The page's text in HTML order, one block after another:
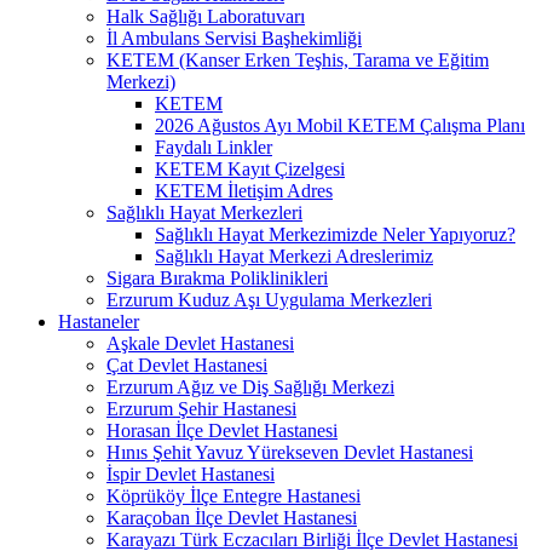
Halk Sağlığı Laboratuvarı
İl Ambulans Servisi Başhekimliği
KETEM (Kanser Erken Teşhis, Tarama ve Eğitim
Merkezi)
KETEM
2026 Ağustos Ayı Mobil KETEM Çalışma Planı
Faydalı Linkler
KETEM Kayıt Çizelgesi
KETEM İletişim Adres
Sağlıklı Hayat Merkezleri
Sağlıklı Hayat Merkezimizde Neler Yapıyoruz?
Sağlıklı Hayat Merkezi Adreslerimiz
Sigara Bırakma Poliklinikleri
Erzurum Kuduz Aşı Uygulama Merkezleri
Hastaneler
Aşkale Devlet Hastanesi
Çat Devlet Hastanesi
Erzurum Ağız ve Diş Sağlığı Merkezi
Erzurum Şehir Hastanesi
Horasan İlçe Devlet Hastanesi
Hınıs Şehit Yavuz Yürekseven Devlet Hastanesi
İspir Devlet Hastanesi
Köprüköy İlçe Entegre Hastanesi
Karaçoban İlçe Devlet Hastanesi
Karayazı Türk Eczacıları Birliği İlçe Devlet Hastanesi